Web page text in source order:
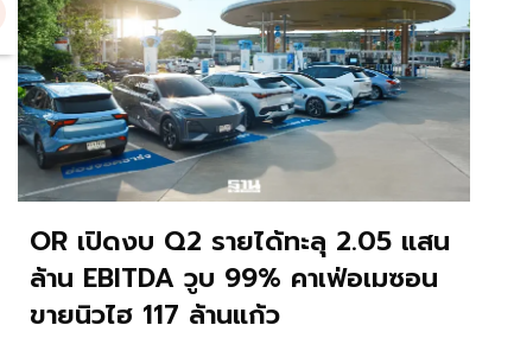
OR เปิดงบ Q2 รายได้ทะลุ 2.05 แสน
ล้าน EBITDA วูบ 99% คาเฟ่อเมซอน
ขายนิวไฮ 117 ล้านแก้ว